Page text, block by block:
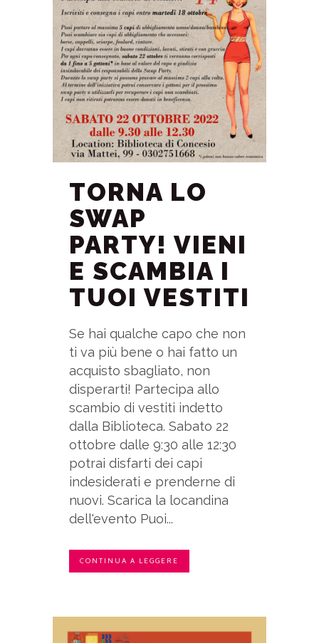
E trovi attività adatte ad ogni
età.
Basta inserire la tua mail e una volta
a settimana (il sabato) ti invieremo il
programma della settimana
successiva.
INSERISCI LA TUA
MAIL
TORNA LO
SWAP
PARTY! VIENI
E SCAMBIA I
TUOI VESTITI
Se hai qualche capo che non
ti va più bene o hai fatto un
acquisto sbagliato, non
disperarti! Partecipa allo
scambio di vestiti indetto
dalla Biblioteca. Sabato 22
ottobre dalle 9:30 alle 12:30
potrai disfarti dei capi
indesiderati e prenderne di
nuovi. Scarica la locandina
dell'evento Puoi...
CONTINUA A LEGGERE